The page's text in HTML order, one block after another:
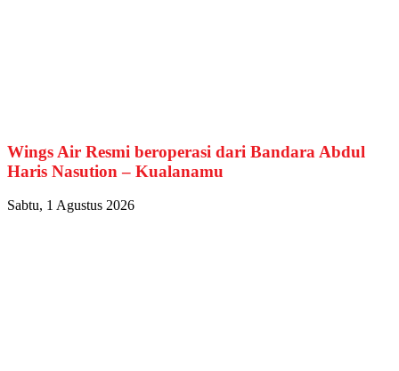
Wings Air Resmi beroperasi dari Bandara Abdul
Haris Nasution – Kualanamu
Sabtu, 1 Agustus 2026